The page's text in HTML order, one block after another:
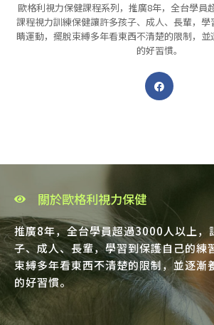
歐格利視力保健課程系列，推廣8年，全台學員
課程視力訓練保健讓許多孩子、成人、長輩，
睛運動，擺脫束縛多年看東西不清楚的限制，
的好習慣。
關於歐格利視力保健
推廣8年，全台學員超過3000人以上，
子、成人、長輩，學習到保護自己的練
束縛多年看東西不清楚的限制，並逐漸
的好習慣。